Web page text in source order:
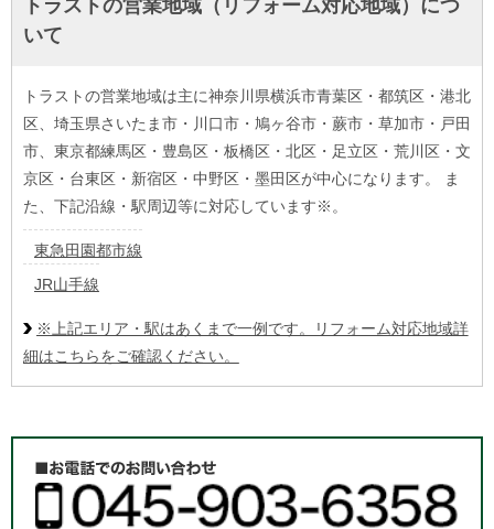
トラストの営業地域（リフォーム対応地域）につ
いて
トラストの営業地域は主に神奈川県横浜市青葉区・都筑区・港北
区、埼玉県さいたま市・川口市・鳩ヶ谷市・蕨市・草加市・戸田
市、東京都練馬区・豊島区・板橋区・北区・足立区・荒川区・文
京区・台東区・新宿区・中野区・墨田区が中心になります。 ま
た、下記沿線・駅周辺等に対応しています※。
東急田園都市線
JR山手線
※上記エリア・駅はあくまで一例です。リフォーム対応地域詳
細はこちらをご確認ください。